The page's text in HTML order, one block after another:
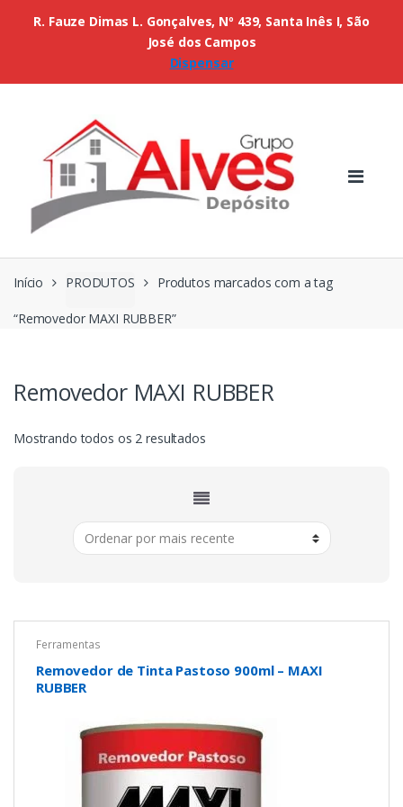
Início PRODUTOS Produtos marcados com a tag
“Removedor MAXI RUBBER”
Removedor MAXI RUBBER
Mostrando todos os 2 resultadosClassificado
recente
Ferramentas
Removedor de Tinta Pastoso 900ml – MAXI
RUBBER
R. Fauze Dimas L. Gonçalves, Nº 439, Santa Inês I, São
José dos Campos
Dispensar